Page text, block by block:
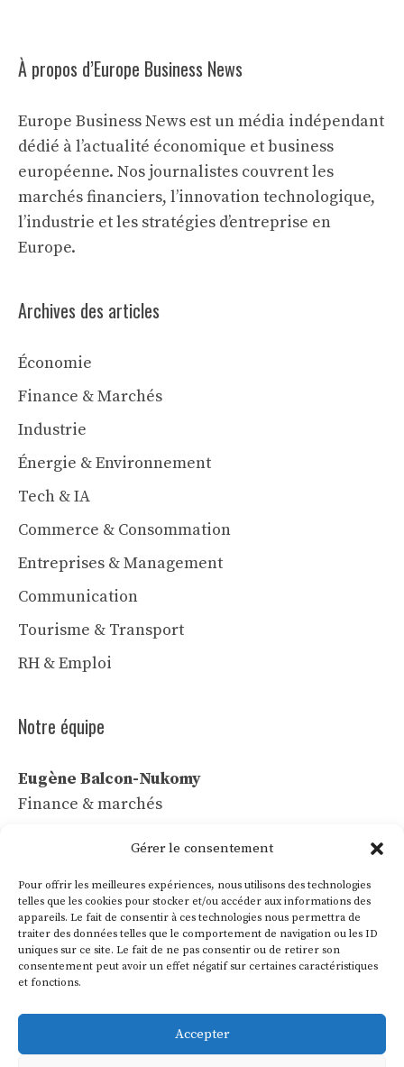
Gérer le consentement
Pour offrir les meilleures expériences, nous utilisons des technologies
telles que les cookies pour stocker et/ou accéder aux informations des
appareils. Le fait de consentir à ces technologies nous permettra de
traiter des données telles que le comportement de navigation ou les ID
uniques sur ce site. Le fait de ne pas consentir ou de retirer son
consentement peut avoir un effet négatif sur certaines caractéristiques
et fonctions.
Accepter
À propos d’Europe Business News
Europe Business News est un média indépendant
dédié à l’actualité économique et business
européenne. Nos journalistes couvrent les
marchés financiers, l’innovation technologique,
l’industrie et les stratégies d’entreprise en
Europe.
Archives des articles
Économie
Finance & Marchés
Industrie
Énergie & Environnement
Tech & IA
Commerce & Consommation
Entreprises & Management
Communication
Tourisme & Transport
RH & Emploi
Notre équipe
Eugène Balcon-Nukomy
Finance & marchés
Léa Voss
Commerce & communication
Roland Villon
Industrie & énergie
Marie Lakanal
Ressources humaines